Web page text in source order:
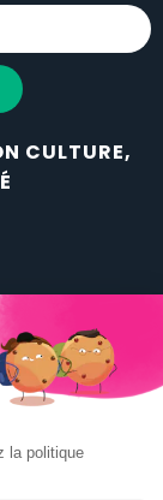
CULTURE,